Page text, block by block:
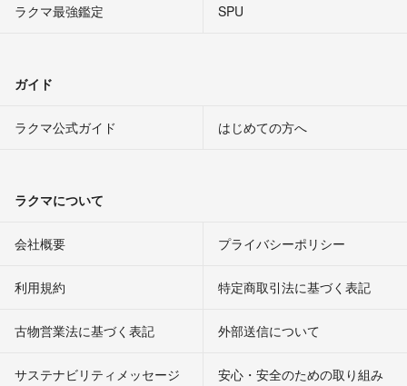
ラクマ最強鑑定
SPU
ガイド
ラクマ公式ガイド はじめての方へ
ラクマについて
会社概要 プライバシーポリシー
利用規約 特定商取引法に基づく表記
古物営業法に基づく表記 外部送信について
サステナビリティメッセージ 安心・安全のための取り組み